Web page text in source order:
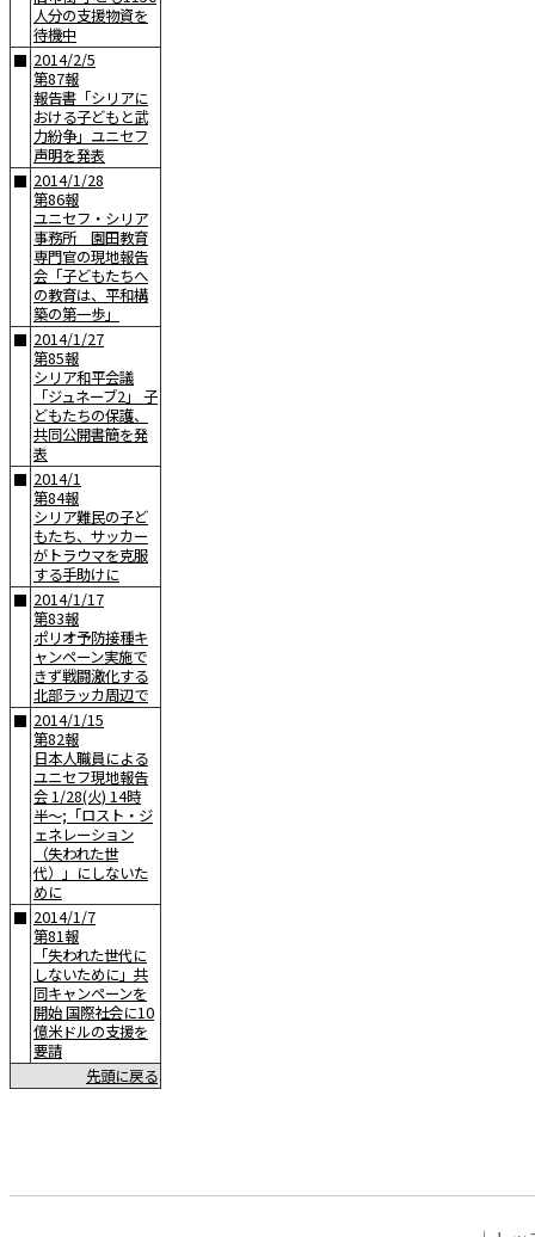
人分の支援物資を
待機中
■ 2014/2/5
第87報
報告書「シリアに
おける子どもと武
力紛争」ユニセフ
声明を発表
■ 2014/1/28
第86報
ユニセフ・シリア
事務所 園田教育
専門官の現地報告
会「子どもたちへ
の教育は、平和構
築の第一歩」
■ 2014/1/27
第85報
シリア和平会議
「ジュネーブ2」 子
どもたちの保護、
共同公開書簡を発
表
■ 2014/1
第84報
シリア難民の子ど
もたち、サッカー
がトラウマを克服
する手助けに
■ 2014/1/17
第83報
ポリオ予防接種キ
ャンペーン実施で
きず戦闘激化する
北部ラッカ周辺で
■ 2014/1/15
第82報
日本人職員による
ユニセフ現地報告
会 1/28(火) 14時
半〜;「ロスト・ジ
ェネレーション
（失われた世
代）」にしないた
めに
■ 2014/1/7
第81報
「失われた世代に
しないために」共
同キャンペーンを
開始 国際社会に10
億米ドルの支援を
要請
先頭に戻る